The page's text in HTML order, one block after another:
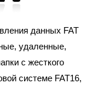
данных FAT
удаленные,
с жесткого
системе FAT16,